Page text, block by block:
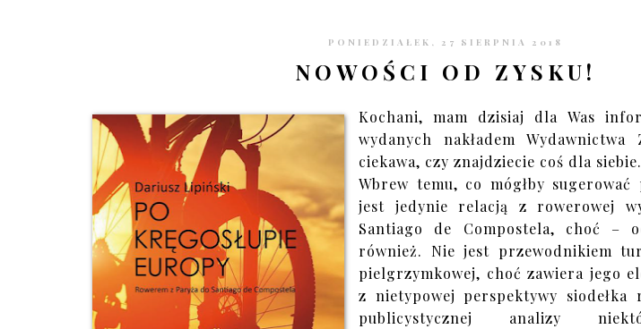
PONIEDZIAŁEK, 27 SIERPNIA 2018
NOWOŚCI OD ZYSKU!
Kochani, mam dzisiaj dla Was
wydanych nakładem
ciekawa, czy znajdziecie coś dla siebie.
Wbrew temu, co mógłby
jest jedynie relacją z rowerowej
Santiago de Compostela, choć –
również. Nie jest przewodnikiem
pielgrzymkowej, choć zawiera jego
z nietypowej perspektywy siodełka
publicystycznej analizy